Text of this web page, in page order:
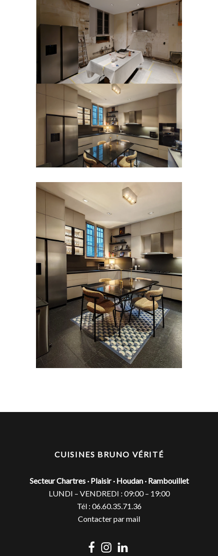
CUISINES BRUNO VÉRITÉ
Secteur Chartres · Plaisir · Houdan · Rambouillet
LUNDI – VENDREDI : 09:00 – 19:00
Tél : 06.60.35.71.36
Contacter par mail